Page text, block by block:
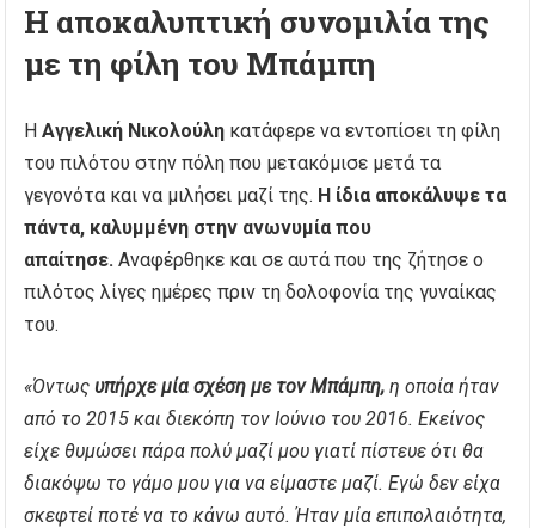
Η αποκαλυπτική συνομιλία της
με τη φίλη του Μπάμπη
Η Αγγελική Νικολούλη κατάφερε να εντοπίσει τη φίλη
του πιλότου στην πόλη που μετακόμισε μετά τα
γεγονότα και να μιλήσει μαζί της. Η ίδια αποκάλυψε τα
πάντα, καλυμμένη στην ανωνυμία που
απαίτησε. Αναφέρθηκε και σε αυτά που της ζήτησε ο
πιλότος λίγες ημέρες πριν τη δολοφονία της γυναίκας
του.
«Όντως υπήρχε μία σχέση με τον Μπάμπη, η οποία ήταν
από το 2015 και διεκόπη τον Ιούνιο του 2016. Εκείνος
είχε θυμώσει πάρα πολύ μαζί μου γιατί πίστευε ότι θα
διακόψω το γάμο μου για να είμαστε μαζί. Εγώ δεν είχα
σκεφτεί ποτέ να το κάνω αυτό. Ήταν μία επιπολαιότητα,